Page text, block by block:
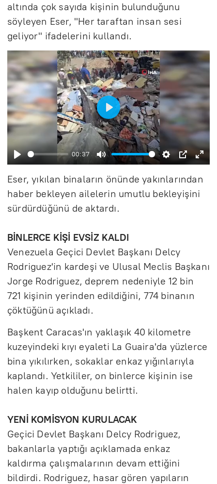
altında çok sayıda kişinin bulunduğunu
söyleyen Eser, "Her taraftan insan sesi
geliyor" ifadelerini kullandı.
B
a
ş
a
t
00:37
S
e
s
i
z
A
y
a
a
r
P
I
P
E
n
u
r
B
a
ş
a
Eser, yıkılan binaların önünde yakınlarından
haber bekleyen ailelerin umutlu bekleyişini
sürdürdüğünü de aktardı.
BİNLERCE KİŞİ EVSİZ KALDI
Venezuela Geçici Devlet Başkanı Delcy
Rodriguez'in kardeşi ve Ulusal Meclis Başkanı
Jorge Rodriguez, deprem nedeniyle 12 bin
721 kişinin yerinden edildiğini, 774 binanın
çöktüğünü açıkladı.
Başkent Caracas'ın yaklaşık 40 kilometre
kuzeyindeki kıyı eyaleti La Guaira'da yüzlerce
bina yıkılırken, sokaklar enkaz yığınlarıyla
kaplandı. Yetkililer, on binlerce kişinin ise
halen kayıp olduğunu belirtti.
YENİ KOMİSYON KURULACAK
Geçici Devlet Başkanı Delcy Rodriguez,
bakanlarla yaptığı açıklamada enkaz
kaldırma çalışmalarının devam ettiğini
bildirdi. Rodriguez, hasar gören yapıların